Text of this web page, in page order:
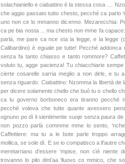
solachianiello e ciabattino è la stessa cosa ....
che aggio passato tutto chesto, pecché ca parlo
uno non ce lo mmanno dicenno. Mezarecchia:
ca pe bia nosta ... ma chesto non mme fa
parlà, me pare ca nce sta la legge, e la legge
Calibardino) è eguale pe tutte! Pecché
senza fa tanto chiasso e tanto rommore?
voluto tu, agge pacienza! Tu chiacchiarie
cierte cosarelle sarria meglio a non dirle, e tu
senza riguardo. Ciabattino: Nzomma la libertà
per dicere solamente chello che buò tu o chello
ca lu governo borboneco era tiranno pecché
pecché voleva che tutte quante avessero
ognuno po dì li sientimente suoje senza paura de
non pozzo parlà commme mme lo sento,
Caffettiere: ma tu a le bote parle troppo
mollica, se sole dì. E se io compatisco a ll’autre
meretarriano d’essere ‘mpise, non cìè
trovanno lo pilo dint’aa ‘lluovo co mmico, che